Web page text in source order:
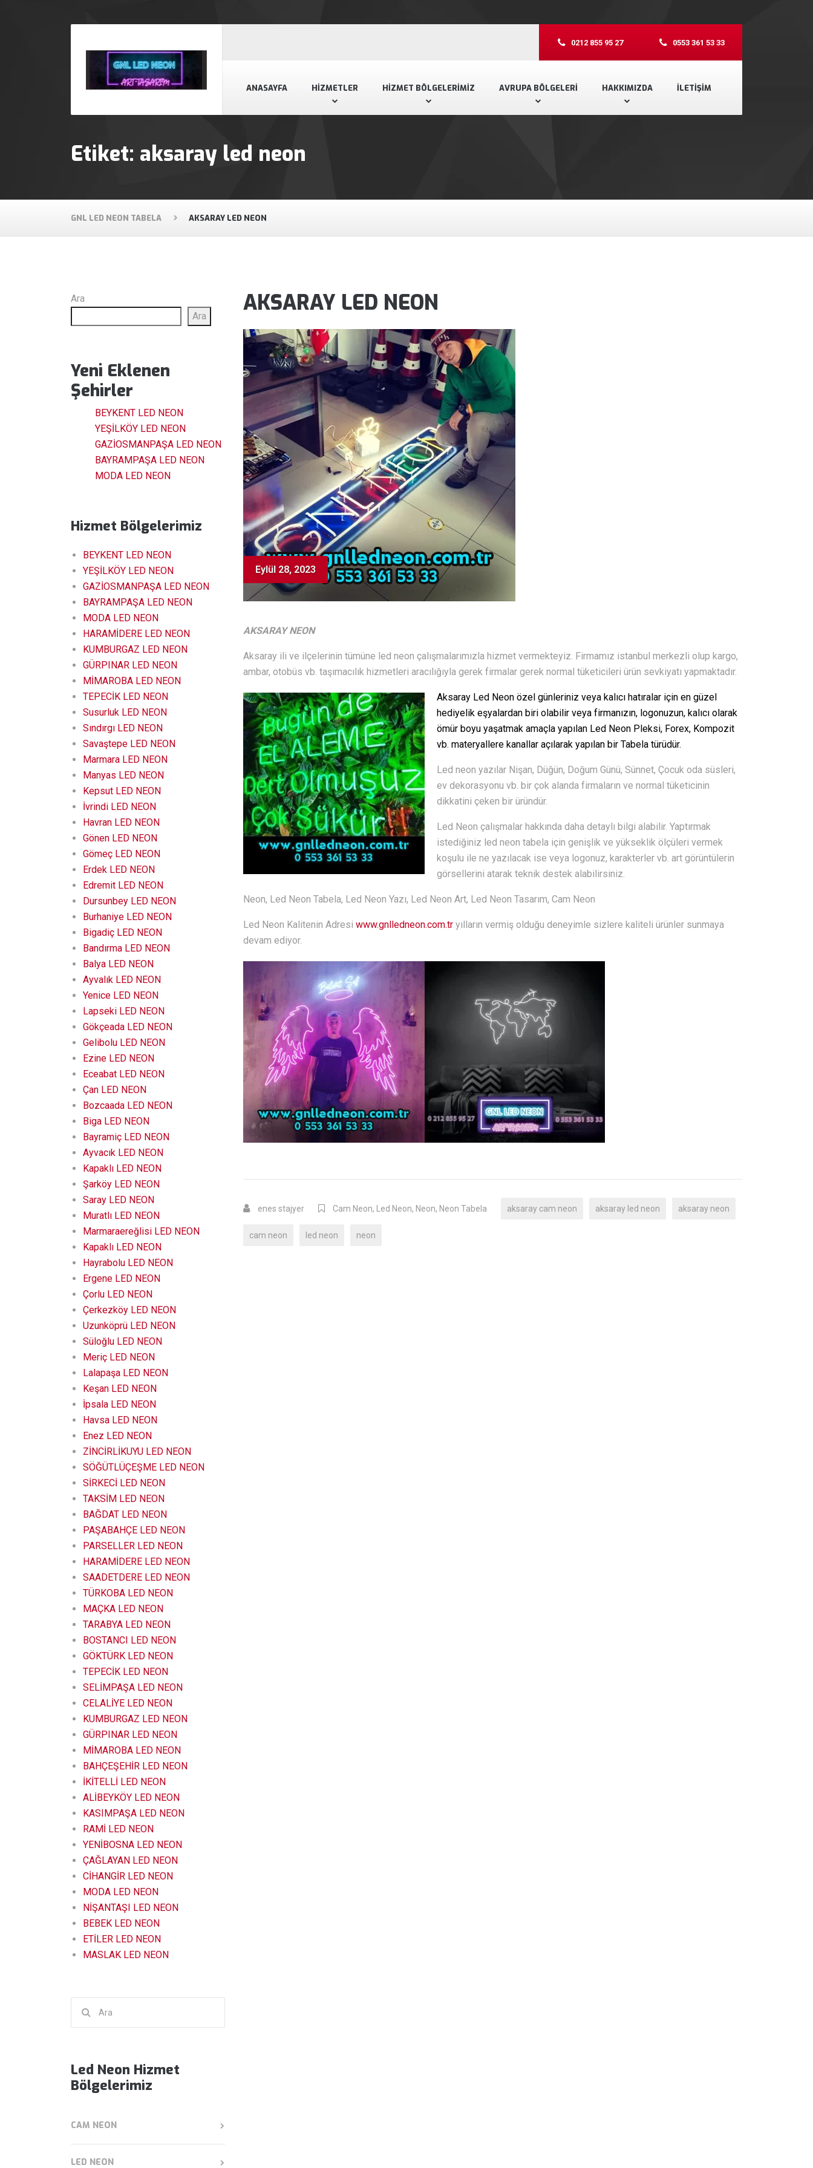
ANASAYFA HIZMETLER HIZMET BÖLGELERIMIZ AVRUPA BÖLGELERI HAKKIMIZDA İLETIŞIM
0212 855 95 27 0553 361 53 33
Etiket: aksaray led neon
GNL LED NEON TABELA AKSARAY LED NEON
AKSARAY LED NEON
Eylül 28, 2023
AKSARAY NEON
Aksaray ili ve ilçelerinin tümüne led neon çalışmalarımızla hizmet vermekteyiz. Firmamız istanbul merkezli olup kargo,
ambar, otobüs vb. taşımacılık hizmetleri aracılığıyla gerek firmalar gerek normal tüketicileri ürün sevkiyatı yapmaktadır.
Aksaray Led Neon özel günleriniz veya kalıcı hatıralar için en güzel
hediyelik eşyalardan biri olabilir veya firmanızın, logonuzun, kalıcı olarak
ömür boyu yaşatmak amaçla yapılan Led Neon Pleksi, Forex, Kompozit
vb. materyallere kanallar açılarak yapılan bir Tabela türüdür.
Led neon yazılar Nişan, Düğün, Doğum Günü, Sünnet, Çocuk oda süsleri,
ev dekorasyonu vb. bir çok alanda firmaların ve normal tüketicinin
dikkatini çeken bir üründür.
Led Neon çalışmalar hakkında daha detaylı bilgi alabilir. Yaptırmak
istediğiniz led neon tabela için genişlik ve yükseklik ölçüleri vermek
koşulu ile ne yazılacak ise veya logonuz, karakterler vb. art görüntülerin
görsellerini atarak teknik destek alabilirsiniz.
Neon, Led Neon Tabela, Led Neon Yazı, Led Neon Art, Led Neon Tasarım, Cam Neon
Led Neon Kalitenin Adresi www.gnlledneon.com.tr yılların vermiş olduğu deneyimle sizlere kaliteli ürünler sunmaya
devam ediyor.
enes stajyer Cam Neon, Led Neon, Neon, Neon Tabela aksaray cam neon aksaray led neon aksaray neon
cam neon led neon neon
Ara
Ara
Yeni Eklenen
Şehirler
BEYKENT LED NEON
YEŞİLKÖY LED NEON
GAZİOSMANPAŞA LED NEON
BAYRAMPAŞA LED NEON
MODA LED NEON
Hizmet Bölgelerimiz
BEYKENT LED NEON
YEŞİLKÖY LED NEON
GAZİOSMANPAŞA LED NEON
BAYRAMPAŞA LED NEON
MODA LED NEON
HARAMİDERE LED NEON
KUMBURGAZ LED NEON
GÜRPINAR LED NEON
MİMAROBA LED NEON
TEPECİK LED NEON
Susurluk LED NEON
Sındırgı LED NEON
Savaştepe LED NEON
Marmara LED NEON
Manyas LED NEON
Kepsut LED NEON
İvrindi LED NEON
Havran LED NEON
Gönen LED NEON
Gömeç LED NEON
Erdek LED NEON
Edremit LED NEON
Dursunbey LED NEON
Burhaniye LED NEON
Bigadiç LED NEON
Bandırma LED NEON
Balya LED NEON
Ayvalık LED NEON
Yenice LED NEON
Lapseki LED NEON
Gökçeada LED NEON
Gelibolu LED NEON
Ezine LED NEON
Eceabat LED NEON
Çan LED NEON
Bozcaada LED NEON
Biga LED NEON
Bayramiç LED NEON
Ayvacık LED NEON
Kapaklı LED NEON
Şarköy LED NEON
Saray LED NEON
Muratlı LED NEON
Marmaraereğlisi LED NEON
Kapaklı LED NEON
Hayrabolu LED NEON
Ergene LED NEON
Çorlu LED NEON
Çerkezköy LED NEON
Uzunköprü LED NEON
Süloğlu LED NEON
Meriç LED NEON
Lalapaşa LED NEON
Keşan LED NEON
İpsala LED NEON
Havsa LED NEON
Enez LED NEON
ZİNCİRLİKUYU LED NEON
SÖĞÜTLÜÇEŞME LED NEON
SİRKECİ LED NEON
TAKSİM LED NEON
BAĞDAT LED NEON
PAŞABAHÇE LED NEON
PARSELLER LED NEON
HARAMİDERE LED NEON
SAADETDERE LED NEON
TÜRKOBA LED NEON
MAÇKA LED NEON
TARABYA LED NEON
BOSTANCI LED NEON
GÖKTÜRK LED NEON
TEPECİK LED NEON
SELİMPAŞA LED NEON
CELALİYE LED NEON
KUMBURGAZ LED NEON
GÜRPINAR LED NEON
MİMAROBA LED NEON
BAHÇEŞEHİR LED NEON
İKİTELLİ LED NEON
ALİBEYKÖY LED NEON
KASIMPAŞA LED NEON
RAMİ LED NEON
YENİBOSNA LED NEON
ÇAĞLAYAN LED NEON
CİHANGİR LED NEON
MODA LED NEON
NİŞANTAŞI LED NEON
BEBEK LED NEON
ETİLER LED NEON
MASLAK LED NEON
Led Neon Hizmet
Bölgelerimiz
CAM NEON
LED NEON